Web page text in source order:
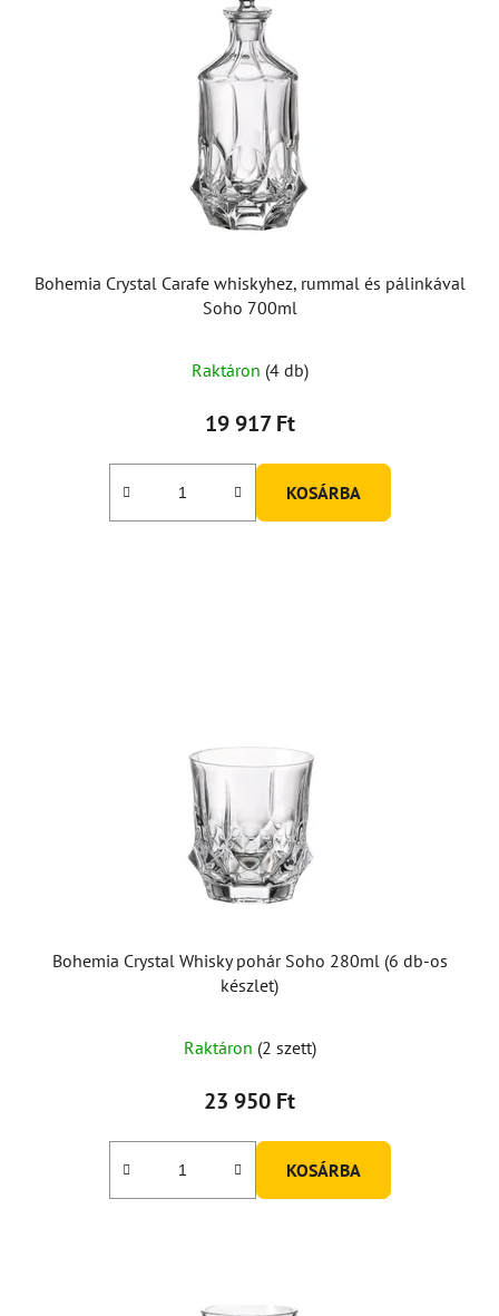
Bohemia Crystal Carafe whiskyhez, rummal és pálinkával
Soho 700ml
Raktáron (4 db)
19 917 Ft
KOSÁRBA
Bohemia Crystal Whisky pohár Soho 280ml (6 db-os
készlet)
Raktáron (2 szett)
23 950 Ft
KOSÁRBA